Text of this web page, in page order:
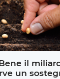
il
un